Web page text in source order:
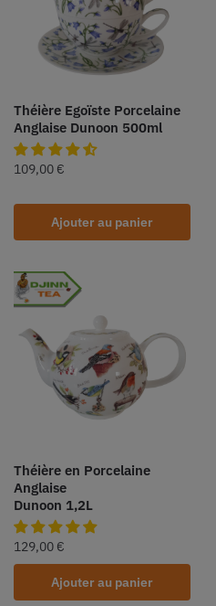
Théière Egoïste Porcelaine
Anglaise Dunoon 500ml
109,00 €
Ajouter au panier
Théière en Porcelaine
Anglaise
Dunoon 1,2L
129,00 €
Ajouter au panier